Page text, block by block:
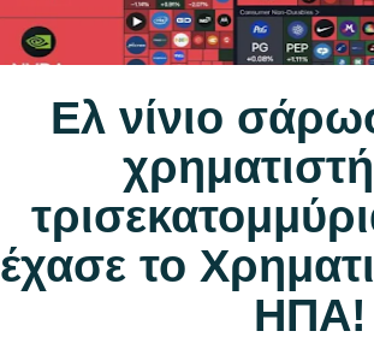
Ελ νίνιο
έχασε το
ΗΠΑ!